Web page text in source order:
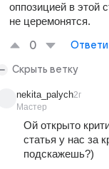
оппозицией в этой
не церемонятся.
0
Скрыть ветку
nekita_palych
Мастер
2г
Ой открыто
статья у нас за
подскажешь?)